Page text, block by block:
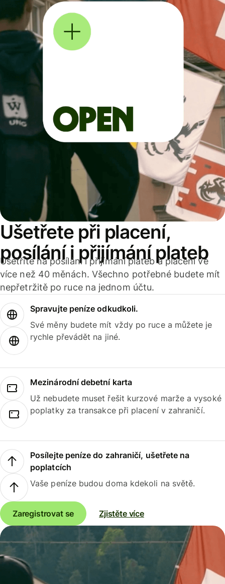
Ušetřete při placení,
posílání i přijímání plateb
Ušetříte na posílání i přijímání plateb a placení ve
více než 40 měnách. Všechno potřebné budete mít
nepřetržitě po ruce na jednom účtu.
Spravujte peníze odkudkoli.
Své měny budete mít vždy po ruce a můžete je
rychle převádět na jiné.
Mezinárodní debetní karta
Už nebudete muset řešit kurzové marže a vysoké
poplatky za transakce při placení v zahraničí.
Posílejte peníze do zahraničí, ušetřete na
poplatcích
Vaše peníze budou doma kdekoli na světě.
Zaregistrovat se Zjistěte více